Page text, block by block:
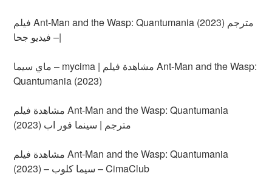
فيلم Ant-Man and the Wasp: Quantumania (2023) مترجم
– فيديو جحا|
ماي سيما – mycima | مشاهدة فيلم Ant-Man and the Wasp:
Quantumania (2023)
مشاهدة فيلم Ant-Man and the Wasp: Quantumania
(2023) مترجم | سينما فور اب
مشاهدة فيلم Ant-Man and the Wasp: Quantumania
(2023) – سيما كلوب – CimaClub